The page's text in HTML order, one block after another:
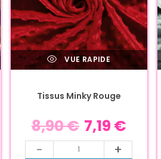
VUE RAPIDE
Tissus Minky Rouge
8,90€ 7,19 €
- +